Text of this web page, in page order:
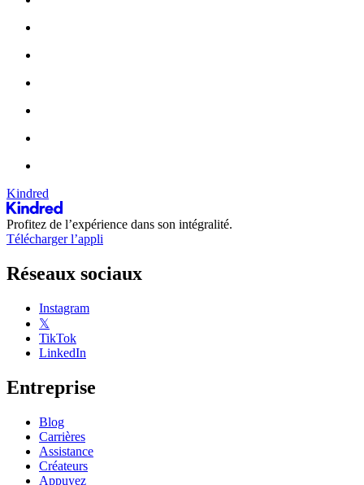
Kindred
Profitez de l’expérience dans son intégralité.
Télécharger l’appli
Réseaux sociaux
Instagram
𝕏
TikTok
LinkedIn
Entreprise
Blog
Carrières
Assistance
Créateurs
Appuyez